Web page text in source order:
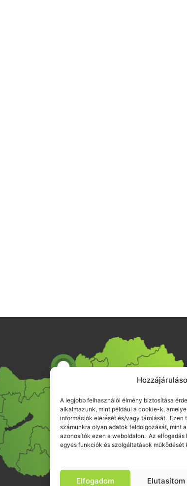
A legjobb felhasználói élmény biztosítása
alkalmazunk, mint például a cookie-k,
információk elérését és/vagy tárolását. Ezen
számunkra olyan adatok feldolgozását, mint
azonosítók ezen a weboldalon. Az
egyes funkciók és szolgáltatások
Elfogadom Elutasítom